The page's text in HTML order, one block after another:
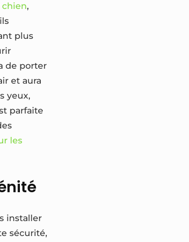
,
plus
de porter
et aura
yeux,
parfaite
les
installer
sécurité,